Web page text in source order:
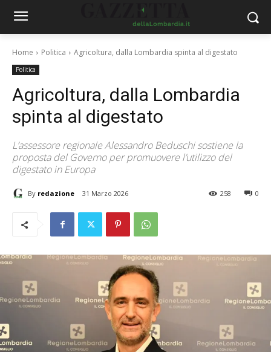
Home Politica Agricoltura, dalla Lombardia spinta al digestato
Politica
Agricoltura, dalla Lombardia
spinta al digestato
L’assessore regionale Alessandro Beduschi sostiene la
proposta del Governo per promuovere l’utilizzo del
digestato in Europa
By redazione 31 Marzo 2026 0
258